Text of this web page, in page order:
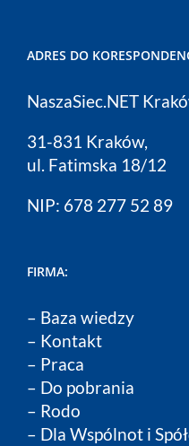
ADRES DO
NaszaSiec.NET
31-831 Kraków,
ul. Fatimska 18/12
NIP: 678 277 52 89
FIRMA:
– Baza wiedzy
– Kontakt
– Praca
– Do pobrania
– Rodo
– Dla Wspólnot i